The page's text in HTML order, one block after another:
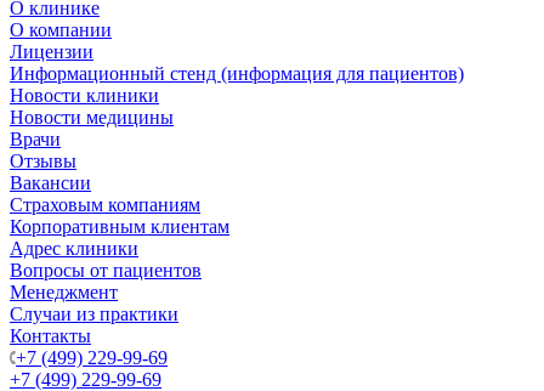
О клинике
О компании
Лицензии
Информационный стенд (информация для пациентов)
Новости клиники
Новости медицины
Врачи
Отзывы
Вакансии
Страховым компаниям
Корпоративным клиентам
Адрес клиники
Вопросы от пациентов
Менеджмент
Случаи из практики
Контакты
+7 (499) 229-99-69
+7 (499) 229-99-69